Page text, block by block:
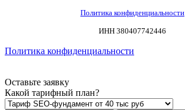
Политика конфиденциальности
ИНН 380407742446
Политика конфиденциальности
Оставьте заявку
Какой тарифный план?